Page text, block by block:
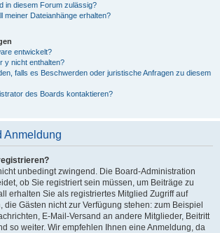
in diesem Forum zulässig?
meiner Dateianhänge erhalten?
entwickelt?
y nicht enthalten?
falls es Beschwerden oder juristische Anfragen zu diesem
des Boards kontaktieren?
Anmeldung
unbedingt zwingend. Die Board-Administration
ob Sie registriert sein müssen, um Beiträge zu
erhalten Sie als registriertes Mitglied Zugriff auf
die Gästen nicht zur Verfügung stehen: zum Beispiel
E-Mail-Versand an andere Mitglieder, Beitritt
so weiter. Wir empfehlen Ihnen eine Anmeldung, da